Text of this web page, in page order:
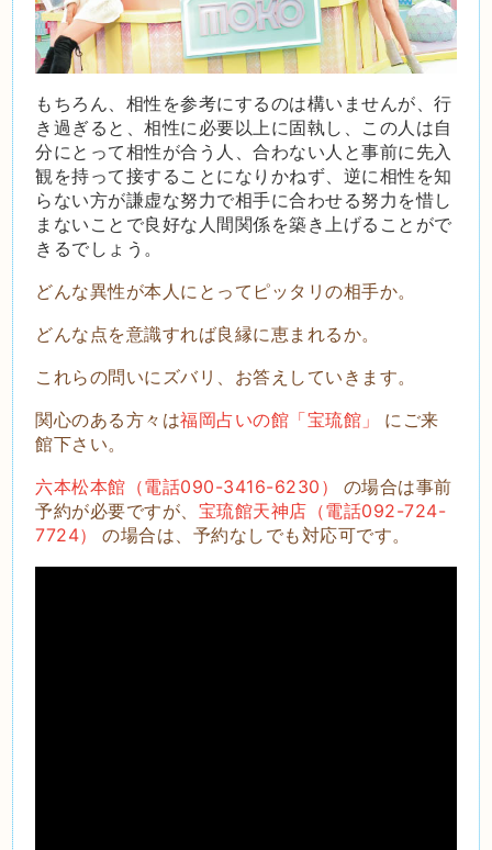
もちろん、相性を参考にするのは構いませんが、行
き過ぎると、相性に必要以上に固執し、この人は自
分にとって相性が合う人、合わない人と事前に先入
観を持って接することになりかねず、逆に相性を知
らない方が謙虚な努力で相手に合わせる努力を惜し
まないことで良好な人間関係を築き上げることがで
きるでしょう。
どんな異性が本人にとってピッタリの相手か。
どんな点を意識すれば良縁に恵まれるか。
これらの問いにズバリ、お答えしていきます。
関心のある方々は福岡占いの館「宝琉館」
にご来
館下さい。
六本松本館（電話090-3416-6230）
の場合は事前
予約が必要ですが、 宝琉館天神店（電話092-724-
7724）
の場合は、予約なしでも対応可です。